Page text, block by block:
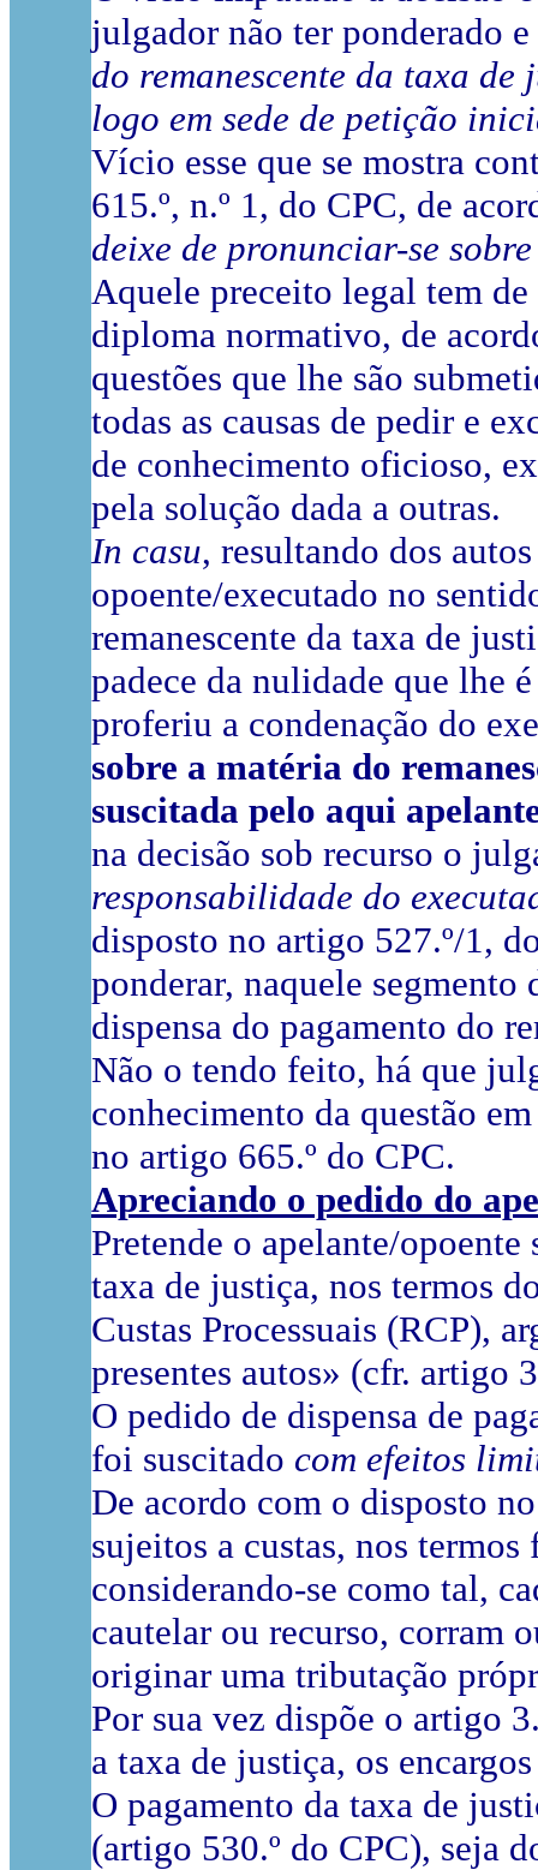
julgador não ter ponderado
do remanescente da taxa
logo em sede de petição
Vício esse que se mostra
615.º, n.º 1, do CPC, de
deixe de pronunciar-se
Aquele preceito legal tem
diploma normativo, de
questões que lhe são
todas as causas de pedir e
de conhecimento oficioso,
pela solução dada a outras.
In casu, resultando dos
opoente/executado no
remanescente da taxa de
padece da nulidade que lhe
proferiu a condenação do
sobre a matéria do
suscitada pelo aqui
na decisão sob recurso o
responsabilidade do
disposto no artigo 527.º/1,
ponderar, naquele
dispensa do pagamento do
Não o tendo feito, há que
conhecimento da questão
no artigo 665.º do CPC.
Apreciando o pedido do
Pretende o apelante/opoente
taxa de justiça, nos termos
Custas Processuais (RCP),
presentes autos» (cfr. artigo
O pedido de dispensa de
foi suscitado com efeitos
De acordo com o disposto
sujeitos a custas, nos
considerando-se como tal,
cautelar ou recurso, corram
originar uma tributação
Por sua vez dispõe o artigo
a taxa de justiça, os
O pagamento da taxa de
(artigo 530.º do CPC), seja